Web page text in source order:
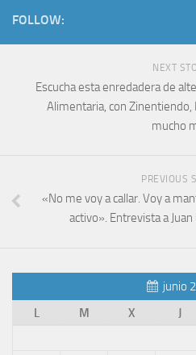
FOLLOW:
NEXT
Escucha esta enredadera de
Alimentaria, con Zinentiendo,
mucho
PREVIOUS
«No me voy a callar. Voy a
activo». Entrevista a
junio
L
M X J